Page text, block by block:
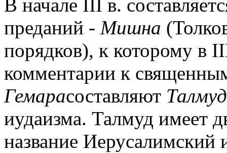
В начале III в.
преданий - Мишна
порядков), к которому в
комментарии к
Гемарасоставляют Талмуд
иудаизма. Талмуд имеет
название